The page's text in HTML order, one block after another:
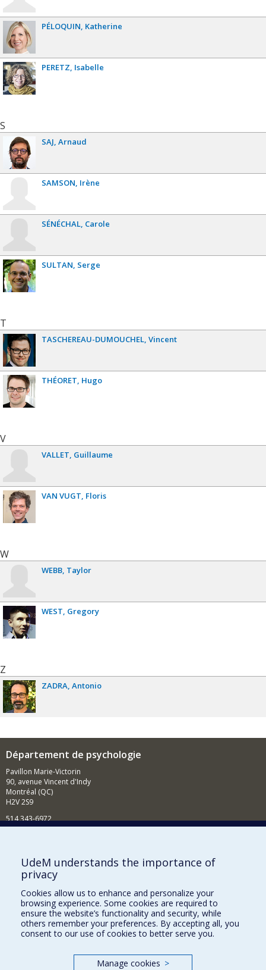
PÉLOQUIN Katherine
PERETZ Isabelle
S
SAJ Arnaud
SAMSON Irène
SÉNÉCHAL Carole
SULTAN Serge
T
TASCHEREAU-DUMOUCHEL Vincent
THÉORET Hugo
V
VALLET Guillaume
VAN VUGT Floris
W
WEBB Taylor
WEST Gregory
Z
ZADRA Antonio
Département de psychologie
Pavillon Marie-Victorin
90, avenue Vincent d'Indy
Montréal (QC)
H2V 2S9
514 343-6972
Comment soutenir le Département?
BESOIN D'AIDE?
Plan du site
Signaler une erreur
Accessibilité
UdeM understands the importance of
privacy
Cookies allow us to enhance and personalize your
browsing experience. Some cookies are required to
ensure the website’s functionality and security, while
others remember your preferences. By accepting all, you
consent to our use of cookies to better serve you.
Manage cookies >